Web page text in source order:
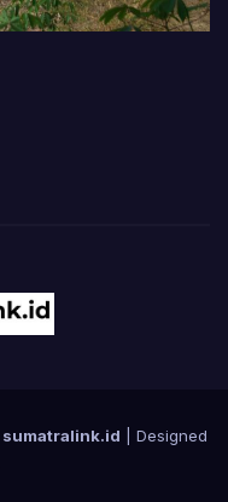
sumatralink.id | Designed